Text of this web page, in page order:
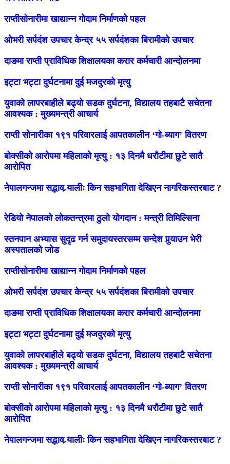
राप्तीसोनारीमा खाद्यान्न गोदाम निर्माणको पहल
ओभरी सर्पदंश उपचार केन्द्र ५५ सर्पदंशका बिरामीको उपचार
दाङमा राप्ती प्राविधिक शिक्षालयका करार कर्मचारी आन्दोलनमा
इट्टा भट्टा दुर्घटनामा दुई मजदुरको मृत्यु
युवाको लापरबाहीले बढ्यो सडक दुर्घटना, विद्यालय तहबाटै सचेतना
आवश्यक : मुख्यमन्त्री आचार्य
राप्ती सोनारीका १९१ परिवारलाई आपतकालीन ‘गो-ब्याग’ वितरण
बोक्सीको आरोपमा महिलाको मृत्यु : १३ दिनमै धरौटीमा छुटे सातै
आरोपित
नेपालगन्जमा सद्भाव र्‍यालीः किन सहभागिता देखिएन नागरिकस्तरबाट ?
रेडियो नेपालको लोकतन्त्रमा ठुलो योगदान : मन्त्री तिमिल्सिना
स्तनपान अभ्यास सुदृढ गर्न समुदायस्तरसम्म सन्देश पुर्‍याउन भेरी
अस्पतालको जोड
राप्तीसोनारीमा खाद्यान्न गोदाम निर्माणको पहल
ओभरी सर्पदंश उपचार केन्द्र ५५ सर्पदंशका बिरामीको उपचार
दाङमा राप्ती प्राविधिक शिक्षालयका करार कर्मचारी आन्दोलनमा
इट्टा भट्टा दुर्घटनामा दुई मजदुरको मृत्यु
युवाको लापरबाहीले बढ्यो सडक दुर्घटना, विद्यालय तहबाटै सचेतना
आवश्यक : मुख्यमन्त्री आचार्य
राप्ती सोनारीका १९१ परिवारलाई आपतकालीन ‘गो-ब्याग’ वितरण
बोक्सीको आरोपमा महिलाको मृत्यु : १३ दिनमै धरौटीमा छुटे सातै
आरोपित
नेपालगन्जमा सद्भाव र्‍यालीः किन सहभागिता देखिएन नागरिकस्तरबाट ?